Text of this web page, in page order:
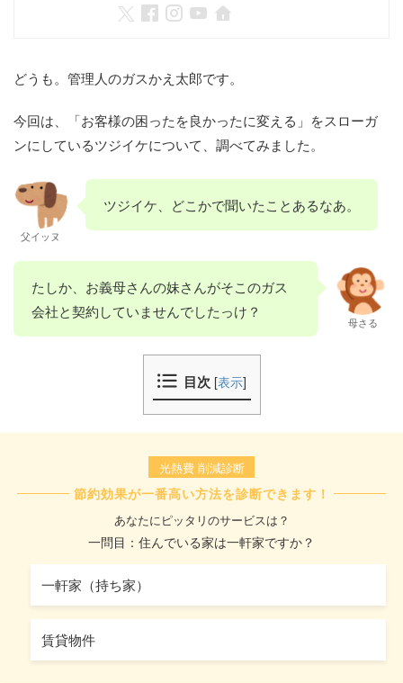
どうも。管理人のガスかえ太郎です。
今回は、「お客様の困ったを良かったに変える」をスローガ
ンにしているツジイケについて、調べてみました。
父イッヌ
ツジイケ、どこかで聞いたことあるなあ。
たしか、お義母さんの妹さんがそこのガス
会社と契約していませんでしたっけ？
母さる
目次 [表示]
光熱費 削減診断
節約効果が一番高い方法を診断できます！
あなたにピッタリのサービスは？
一問目：住んでいる家は一軒家ですか？
一軒家（持ち家）
賃貸物件